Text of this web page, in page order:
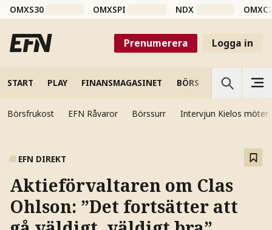
OMXS30 OMXSPI NDX
Prenumerera Logga in
START PLAY FINANSMAGASINET BÖRS VETENSKAP
Börsfrukost EFN Råvaror Börssurr Intervjun Kielos möter
EFN DIREKT
Aktieförvaltaren om Clas
Ohlson: ”Det fortsätter att